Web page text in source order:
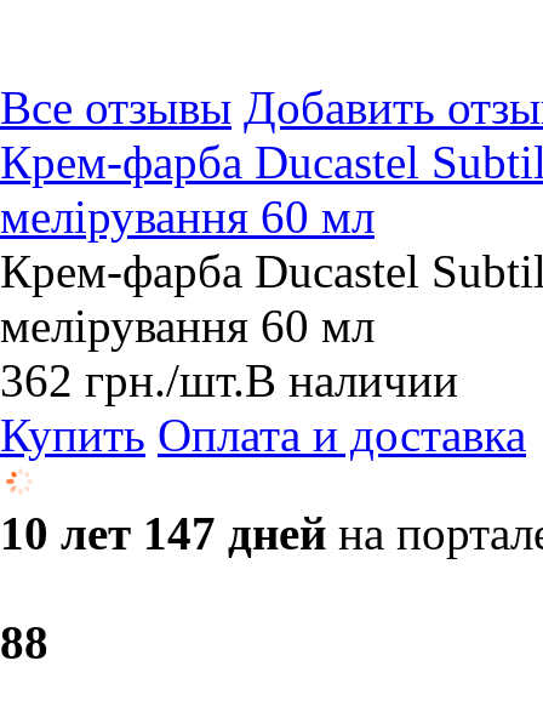
Все отзывы Добавить
Крем-фарба Ducastel
мелірування 60 мл
Крем-фарба Ducastel
мелірування 60 мл
362 грн./шт.В наличии
Купить Оплата и доставка
10 лет 147 дней на
88